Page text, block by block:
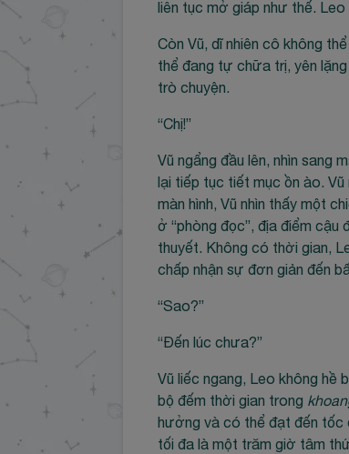
liên tục mở giáp như thế.
Còn Vũ, dĩ nhiên cô không
thể đang tự chữa trị, yên
trò chuyện.
“Chị!”
Vũ ngẩng đầu lên, nhìn sang
lại tiếp tục tiết mục ồn ào.
màn hình, Vũ nhìn thấy một
ở “phòng đọc”, địa điểm cậu
thuyết. Không có thời gian,
chấp nhận sự đơn giản đến
“Sao?”
“Đến lúc chưa?”
Vũ liếc ngang, Leo không hề
bộ đếm thời gian trong
hưởng và có thể đạt đến tốc
tối đa là một trăm giờ tâm